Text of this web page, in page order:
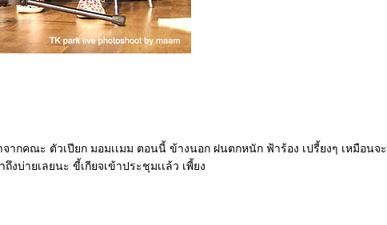
กคณะ ตัวเปียก มอมเเมม ตอนนี้ ข้างนอก ฝนตกหนัก ฟ้าร้อง เปรี้ยงๆ เหมือนจะ
ถึงบ่ายเลยนะ ขี้เกียจเข้าประชุมเเล้ว เพี้ยง